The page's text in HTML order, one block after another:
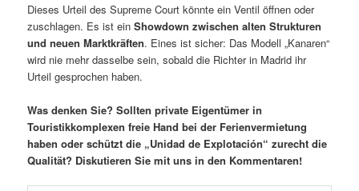
Dieses Urteil des Supreme Court könnte ein Ventil öffnen oder
zuschlagen. Es ist einShowdown zwischen alten Strukturen
und neuen Marktkräften. Eines ist sicher: Das Modell „Kanaren“
wird nie mehr dasselbe sein, sobald die Richter in Madrid ihr
Urteil gesprochen haben.
Was denken Sie? Sollten private Eigentümer in
Touristikkomplexen freie Hand bei der Ferienvermietung
haben oder schützt die „Unidad de Explotación“ zurecht die
Qualität? Diskutieren Sie mit uns in den Kommentaren!